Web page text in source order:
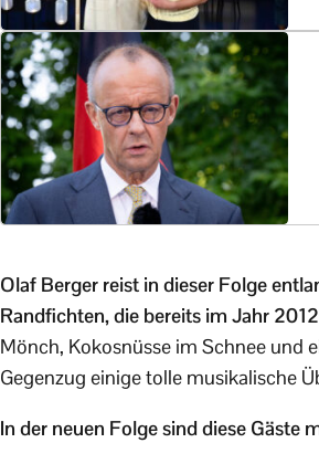
Olaf Berger reist in dieser Folge
Randfichten, die bereits im Jahr
Mönch, Kokosnüsse im Schnee und
Gegenzug einige tolle musikalische
In der neuen Folge sind diese Gäste